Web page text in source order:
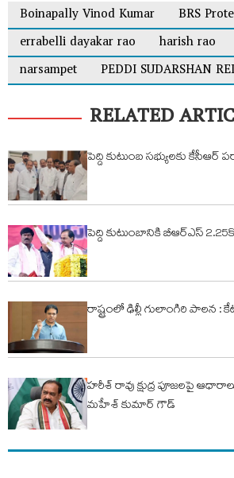
Boinapally Vinod Kumar
BRS
errabelli dayakar rao
harish rao
narsampet
PEDDI SUDARSHAN
RELATED
పెద్ది కుటుంబ సభ్యులకు కేసీఆర్
పెద్ది కుటుంబానికి బీఆర్ఎస్
రాష్ట్రంలో ఢిల్లీ గులాంగిరి పాలన :
హరీశ్ రావు క్షుద్ర పూజలపై
మహేశ్ కుమార్ గౌడ్